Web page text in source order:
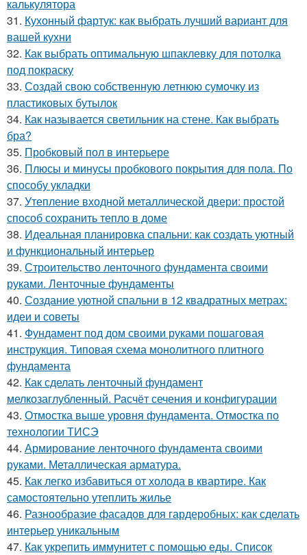
калькулятора
31. Кухонный фартук: как выбрать лучший вариант для
вашей кухни
32. Как выбрать оптимальную шпаклевку для потолка
под покраску
33. Создай свою собственную летнюю сумочку из
пластиковых бутылок
34. Как называется светильник на стене. Как выбрать
бра?
35. Пробковый пол в интерьере
36. Плюсы и минусы пробкового покрытия для пола. По
способу укладки
37. Утепление входной металлической двери: простой
способ сохранить тепло в доме
38. Идеальная планировка спальни: как создать уютный
и функциональный интерьер
39. Строительство ленточного фундамента своими
руками. Ленточные фундаменты
40. Создание уютной спальни в 12 квадратных метрах:
идеи и советы
41. Фундамент под дом своими руками пошаговая
инструкция. Типовая схема монолитного плитного
фундамента
42. Как сделать ленточный фундамент
мелкозаглубленный. Расчёт сечения и конфигурации
43. Отмостка выше уровня фундамента. Отмостка по
технологии ТИСЭ
44. Армирование ленточного фундамента своими
руками. Металлическая арматура.
45. Как легко избавиться от холода в квартире. Как
самостоятельно утеплить жилье
46. Разнообразие фасадов для гардеробных: как сделать
интерьер уникальным
47. Как укрепить иммунитет с помощью еды. Список